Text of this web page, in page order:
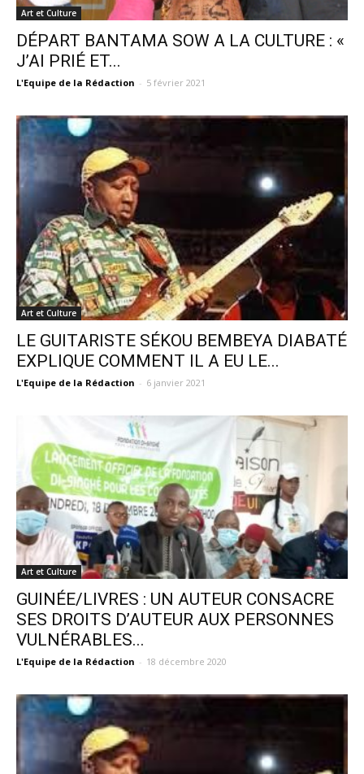
Art et Culture
DÉPART BANTAMA SOW A LA CULTURE : «
J’AI PRIÉ ET...
L'Equipe de la Rédaction - 5 février 2021
Art et Culture
LE GUITARISTE SÉKOU BEMBEYA DIABATÉ
EXPLIQUE COMMENT IL A EU LE...
L'Equipe de la Rédaction - 6 janvier 2021
Art et Culture
GUINÉE/LIVRES : UN AUTEUR CONSACRE
SES DROITS D’AUTEUR AUX PERSONNES
VULNÉRABLES...
L'Equipe de la Rédaction - 18 décembre 2020